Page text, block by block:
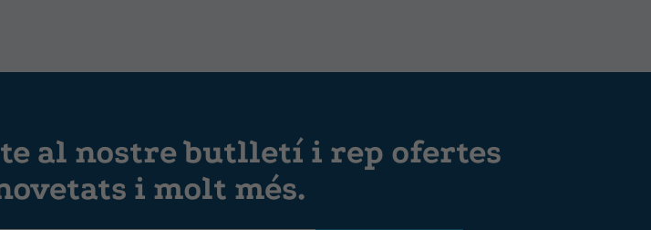
al nostre butlletí i rep ofertes
i molt més.